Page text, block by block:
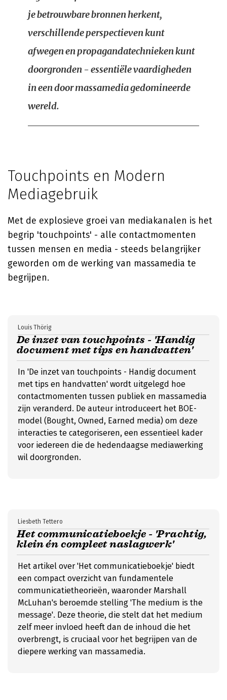
je betrouwbare bronnen herkent,
verschillende perspectieven kunt
afwegen en propagandatechnieken kunt
doorgronden - essentiële vaardigheden
in een door massamedia gedomineerde
wereld.
Touchpoints en Modern
Mediagebruik
Met de explosieve groei van mediakanalen is het
begrip 'touchpoints' - alle contactmomenten
tussen mensen en media - steeds belangrijker
geworden om de werking van massamedia te
begrijpen.
De inzet van touchpoints - 'Handig
document met tips en handvatten'
Louis Thörig
In 'De inzet van touchpoints - Handig document
met tips en handvatten' wordt uitgelegd hoe
contactmomenten tussen publiek en massamedia
zijn veranderd. De auteur introduceert het BOE-
model (Bought, Owned, Earned media) om deze
interacties te categoriseren, een essentieel kader
voor iedereen die de hedendaagse mediawerking
wil doorgronden.
Het communicatieboekje - 'Prachtig,
klein én compleet naslagwerk'
Liesbeth Tettero
Het artikel over 'Het communicatieboekje' biedt
een compact overzicht van fundamentele
communicatietheorieën, waaronder Marshall
McLuhan's beroemde stelling 'The medium is the
message'. Deze theorie, die stelt dat het medium
zelf meer invloed heeft dan de inhoud die het
overbrengt, is cruciaal voor het begrijpen van de
diepere werking van massamedia.